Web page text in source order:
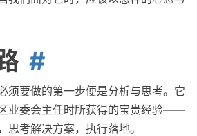
须要做的第一步便是分析与思考。它
业委会主任时所获得的宝贵经验——
思考解决方案，执行落地。